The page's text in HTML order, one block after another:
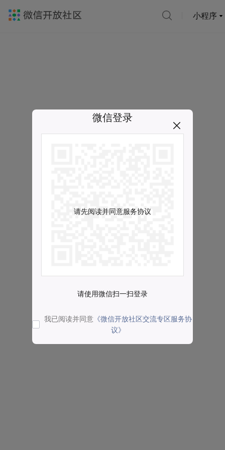
小程序
微信登录
请先阅读并同意服务协议
请使用微信扫一扫登录
我已阅读并同意 《微信开放社区交流专区服务协
议》